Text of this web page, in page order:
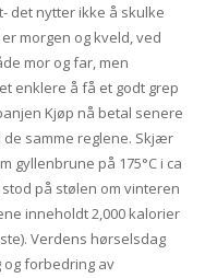
det nytter ikke å skulke
morgen og kveld, ved
mor og far, men
enklere å få et godt grep
Kjøp nå betal senere
samme reglene. Skjær
gyllenbrune på 175°C i ca
på stølen om vinteren
inneholdt 2,000 kalorier
Verdens hørselsdag
og forbedring av